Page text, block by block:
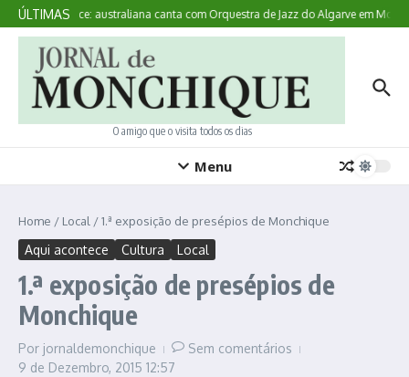
Ir para o conteúdo
ÚLTIMAS
Aqui Acontece: australiana canta com Orquestra de Jazz do Algarve em
O amigo que o visita todos os dias
Menu
Home / Local /1.ª exposição de presépios de Monchique
Aqui acontece Cultura Local
1.ª exposição de presépios de
Monchique
Por jornaldemonchique
Sem comentários
9 de Dezembro, 2015 12:57